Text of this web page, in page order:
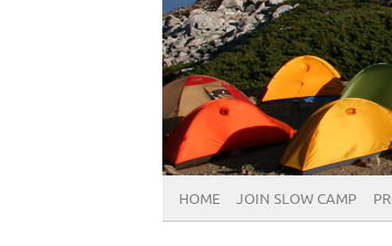
HOME JOIN SLOW CAMP